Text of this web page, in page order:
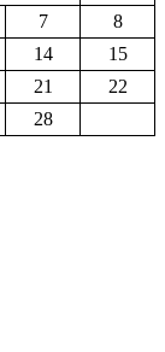
7
8
14
15
21
22
28